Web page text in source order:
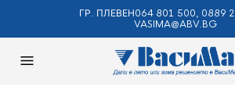
ГР. ПЛЕВЕН064 801 500, 0889
VASIMA@ABV.BG